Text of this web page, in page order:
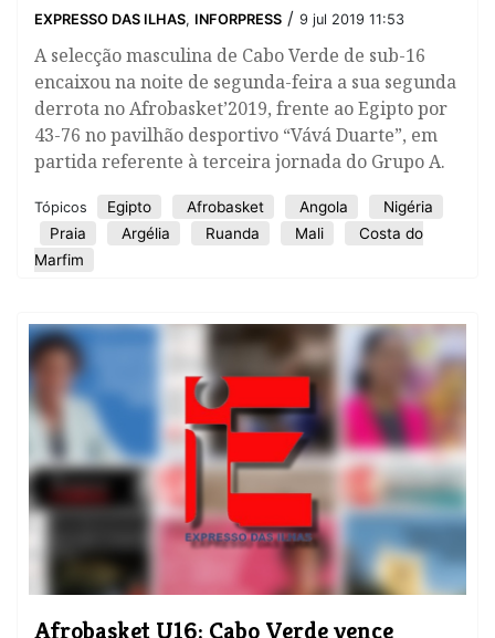
EXPRESSO DAS ILHAS, INFORPRESS / 9 jul 2019 11:53
A selecção masculina de Cabo Verde de sub-16
encaixou na noite de segunda-feira a sua segunda
derrota no Afrobasket’2019, frente ao Egipto por
43-76 no pavilhão desportivo “Vává Duarte”, em
partida referente à terceira jornada do Grupo A.
Tópicos Egipto Afrobasket Angola
Nigéria
Praia
Argélia Ruanda Mali
Costa do
Marfim
Afrobasket U16: Cabo Verde vence